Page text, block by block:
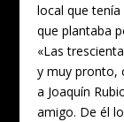
local que
que plantaba
«Las
y muy pronto,
a Joaquín
amigo. De él